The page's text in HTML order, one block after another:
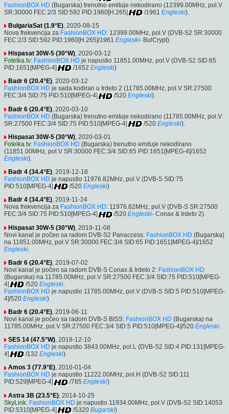
FashionBOX HD (Bugarska) trenutno emituje nekodirano (12399.00MHz, pol.V
SR:30000 FEC:2/3 SID:592 PID:1960[H.265]
/1961 Engleski).
BulgariaSat (1.9°E), 2020-08-15
Nova frekvencija za FashionBOX HD: 12399.00MHz, pol.V (DVB-S2 SR:30000
FEC:2/3 SID:592 PID:1960[H.265]/1961 Engleski- BulCrypt).
Hispasat 30W-5 (30°W), 2020-03-12
Fotelka.tv: FashionBOX HD je napustio 11851.00MHz, pol.V (DVB-S2 SID:65
PID:1651[MPEG-4]
/1652 Engleski)
Badr 6 (20.4°E), 2020-03-12
FashionBOX HD je sada kodiran u Irdeto 2 (11785.00MHz, pol.V SR:27500
FEC:3/4 SID:75 PID:510[MPEG-4]
/520 Engleski).
Badr 6 (20.4°E) , 2020-03-10
FashionBOX HD (Bugarska) trenutno emituje nekodirano (11785.00MHz, pol.V
SR:27500 FEC:3/4 SID:75 PID:510[MPEG-4]
/520 Engleski).
Hispasat 30W-5 (30°W), 2020-03-01
Fotelka.tv: FashionBOX HD (Bugarska) trenutno emituje nekodirano
(11851.00MHz, pol.V SR:30000 FEC:3/4 SID:65 PID:1651[MPEG-4]/1652
Engleski).
Badr 4 (34.4°E), 2019-12-18
FashionBOX HD je napustio 11976.82MHz, pol.V (DVB-S SID:75
PID:510[MPEG-4]
/520 Engleski)
Badr 4 (34.4°E), 2019-11-24
Nova frekvencija za FashionBOX HD: 11976.82MHz, pol.V (DVB-S SR:27500
FEC:3/4 SID:75 PID:510[MPEG-4]
/520 Engleski- Conax & Irdeto 2).
Hispasat 30W-5 (30°W) , 2019-11-08
Novi kanal je počeo sa radom DVB-S2 Panaccess: FashionBOX HD (Bugarska)
na 11851.00MHz, pol.V SR:30000 FEC:3/4 SID:65 PID:1651[MPEG-4]/1652
Engleski
Badr 6 (20.4°E) , 2019-07-02
Novi kanal je počeo sa radom DVB-S Conax & Irdeto 2: FashionBOX HD
(Bugarska) na 11785.00MHz, pol.V SR:27500 FEC:3/4 SID:75 PID:510[MPEG-
4]
/520 Engleski
FashionBOX HD je napustio 11785.00MHz, pol.V (DVB-S SID:5 PID:510[MPEG-
4]/520 Engleski)
Badr 6 (20.4°E), 2019-06-11
Novi kanal je počeo sa radom DVB-S BISS: FashionBOX HD (Bugarska) na
11785.00MHz, pol.V SR:27500 FEC:3/4 SID:5 PID:510[MPEG-4]/520 Engleski.
SES 14 (47.5°W), 2018-12-10
FashionBOX HD je napustio 3843.00MHz, pol.L (DVB-S2 SID:4 PID:131[MPEG-
4]
/132 Engleski)
Amos 3 (77.9°E), 2016-01-04
FashionBOX HD je napustio 11222.00MHz, pol.H (DVB-S2 SID:111
PID:529[MPEG-4]
/785 Engleski)
Astra 3B (23.5°E) , 2014-10-25
SkyLink: FashionBOX HD je napustio 11934.00MHz, pol.V (DVB-S2 SID:14053
PID:5310[MPEG-4]
/5320 Bugarski)